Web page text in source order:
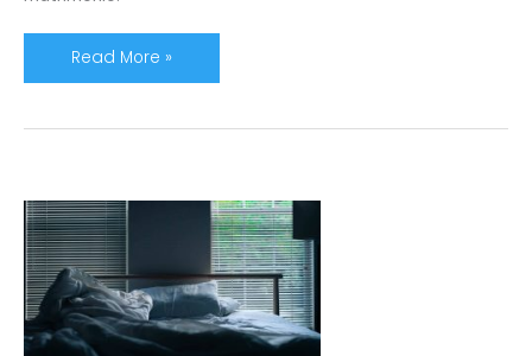
Read More »
¿Cómo
quitar
el
mal
olor
de